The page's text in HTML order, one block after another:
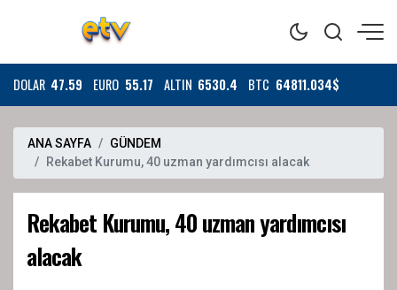
DOLAR 47.59 EURO 55.17 ALTIN 6530.4 BTC 64811.034$
ANA SAYFA
GÜNDEM
Rekabet Kurumu, 40 uzman yardımcısı alacak
Rekabet Kurumu, 40 uzman yardımcısı
alacak